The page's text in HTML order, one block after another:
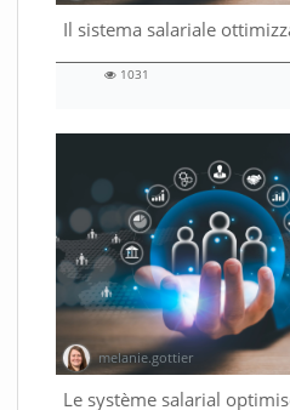
06:55 duration
1031
melanie.gottier
06:26 duration